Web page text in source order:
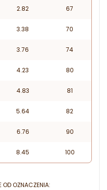
2.82 67
3.38 70
3.76 74
4.23 80
4.83 81
5.64 82
6.76 90
8.45 100
OD OZNACZENIA: